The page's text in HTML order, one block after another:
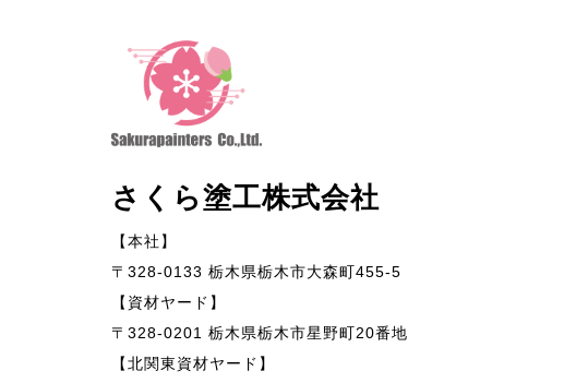
さくら塗工株式会社
【本社】
〒328-0133 栃木県栃木市大森町455-5
【資材ヤード】
〒328-0201 栃木県栃木市星野町20番地
【北関東資材ヤード】